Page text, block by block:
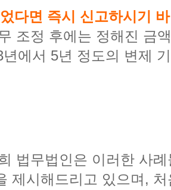
다면 즉시 신고하시기
조정 후에는 정해진 금
에서 5년 정도의 변제
법무법인은 이러한 사
시해드리고 있으며, 처